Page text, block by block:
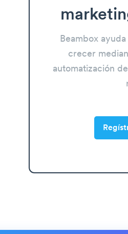
Beambox
crecer
automatización